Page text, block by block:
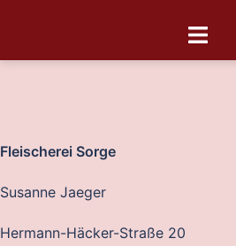
Fleischerei Sorge
Susanne Jaeger
Hermann-Häcker-Straße 20